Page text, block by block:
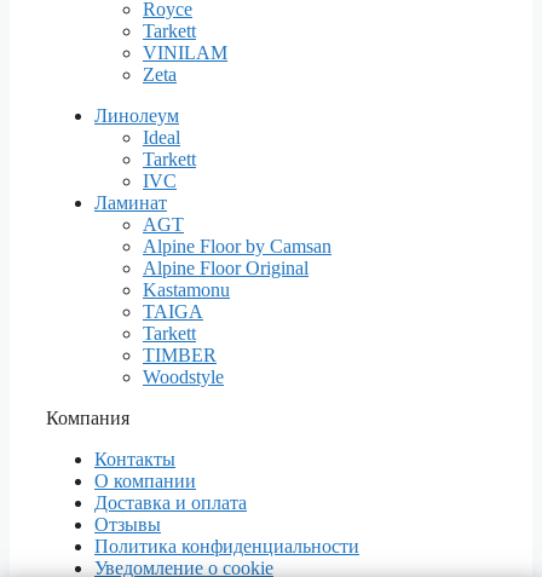
Royce
Tarkett
VINILAM
Zeta
Линолеум
Ideal
Tarkett
IVC
Ламинат
AGT
Alpine Floor by Camsan
Alpine Floor Original
Kastamonu
TAIGA
Tarkett
TIMBER
Woodstyle
Компания
Контакты
О компании
Доставка и оплата
Отзывы
Политика конфиденциальности
Уведомление о cookie